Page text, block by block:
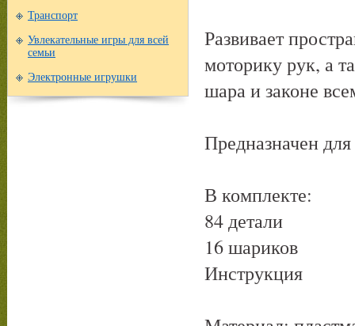
Транспорт
Увлекательные игры для всей
семьи
Электронные игрушки
Развивает
моторику рук, а
шара и законе
Предназначен
В комплекте:
84 детали
16 шариков
Инструкция